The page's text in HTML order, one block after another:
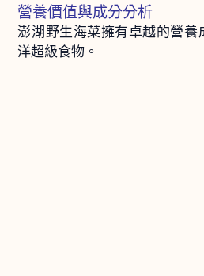
營養價值與成分分析
澎湖野生海菜擁有卓越的營養
洋超級食物。